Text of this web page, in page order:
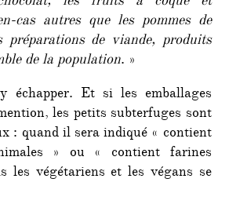
cas autres que les pommes de
de viande, produits
de la population. »
échapper. Et si les emballages
les petits subterfuges sont
: quand il sera indiqué « contient
» ou « contient farines
les végétariens et les végans se